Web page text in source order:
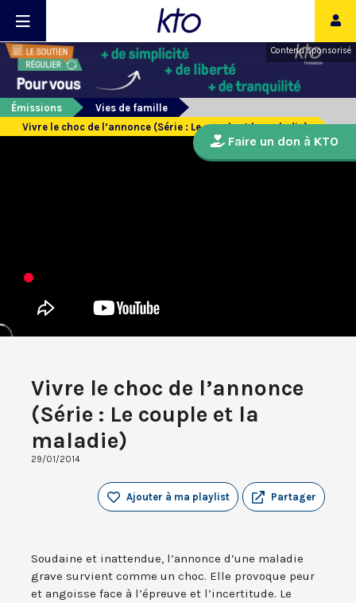
Contenu sponsorisé
Émissions
Vies de famille
Vivre le choc de l’annonce (Série : Le couple et la maladie)
Vivre le choc de l’annonce
(Série : Le couple et la
maladie)
29/01/2014
Partager
Ajouter à ma playlist
Soudaine et inattendue, l’annonce d’une maladie
grave survient comme un choc. Elle provoque peur
et angoisse face à l’épreuve et l’incertitude. Le
Faire un don à KTO